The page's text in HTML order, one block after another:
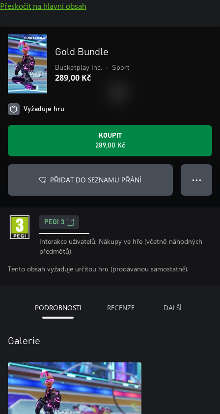
Přeskočit na hlavní obsah
Gold Bundle
Bucketplay Inc. • Sport
289,00 Kč
Vyžaduje hru
KOUPIT
289,00 Kč
PŘIDAT DO SEZNAMU PŘÁNÍ ● ● ●
PEGI 3
Interakce uživatelů, Nákupy ve hře (včetně náhodných
předmětů)
Tento obsah vyžaduje určitou hru (prodávanou samostatně).
PODROBNOSTI RECENZE DALŠÍ
Galerie